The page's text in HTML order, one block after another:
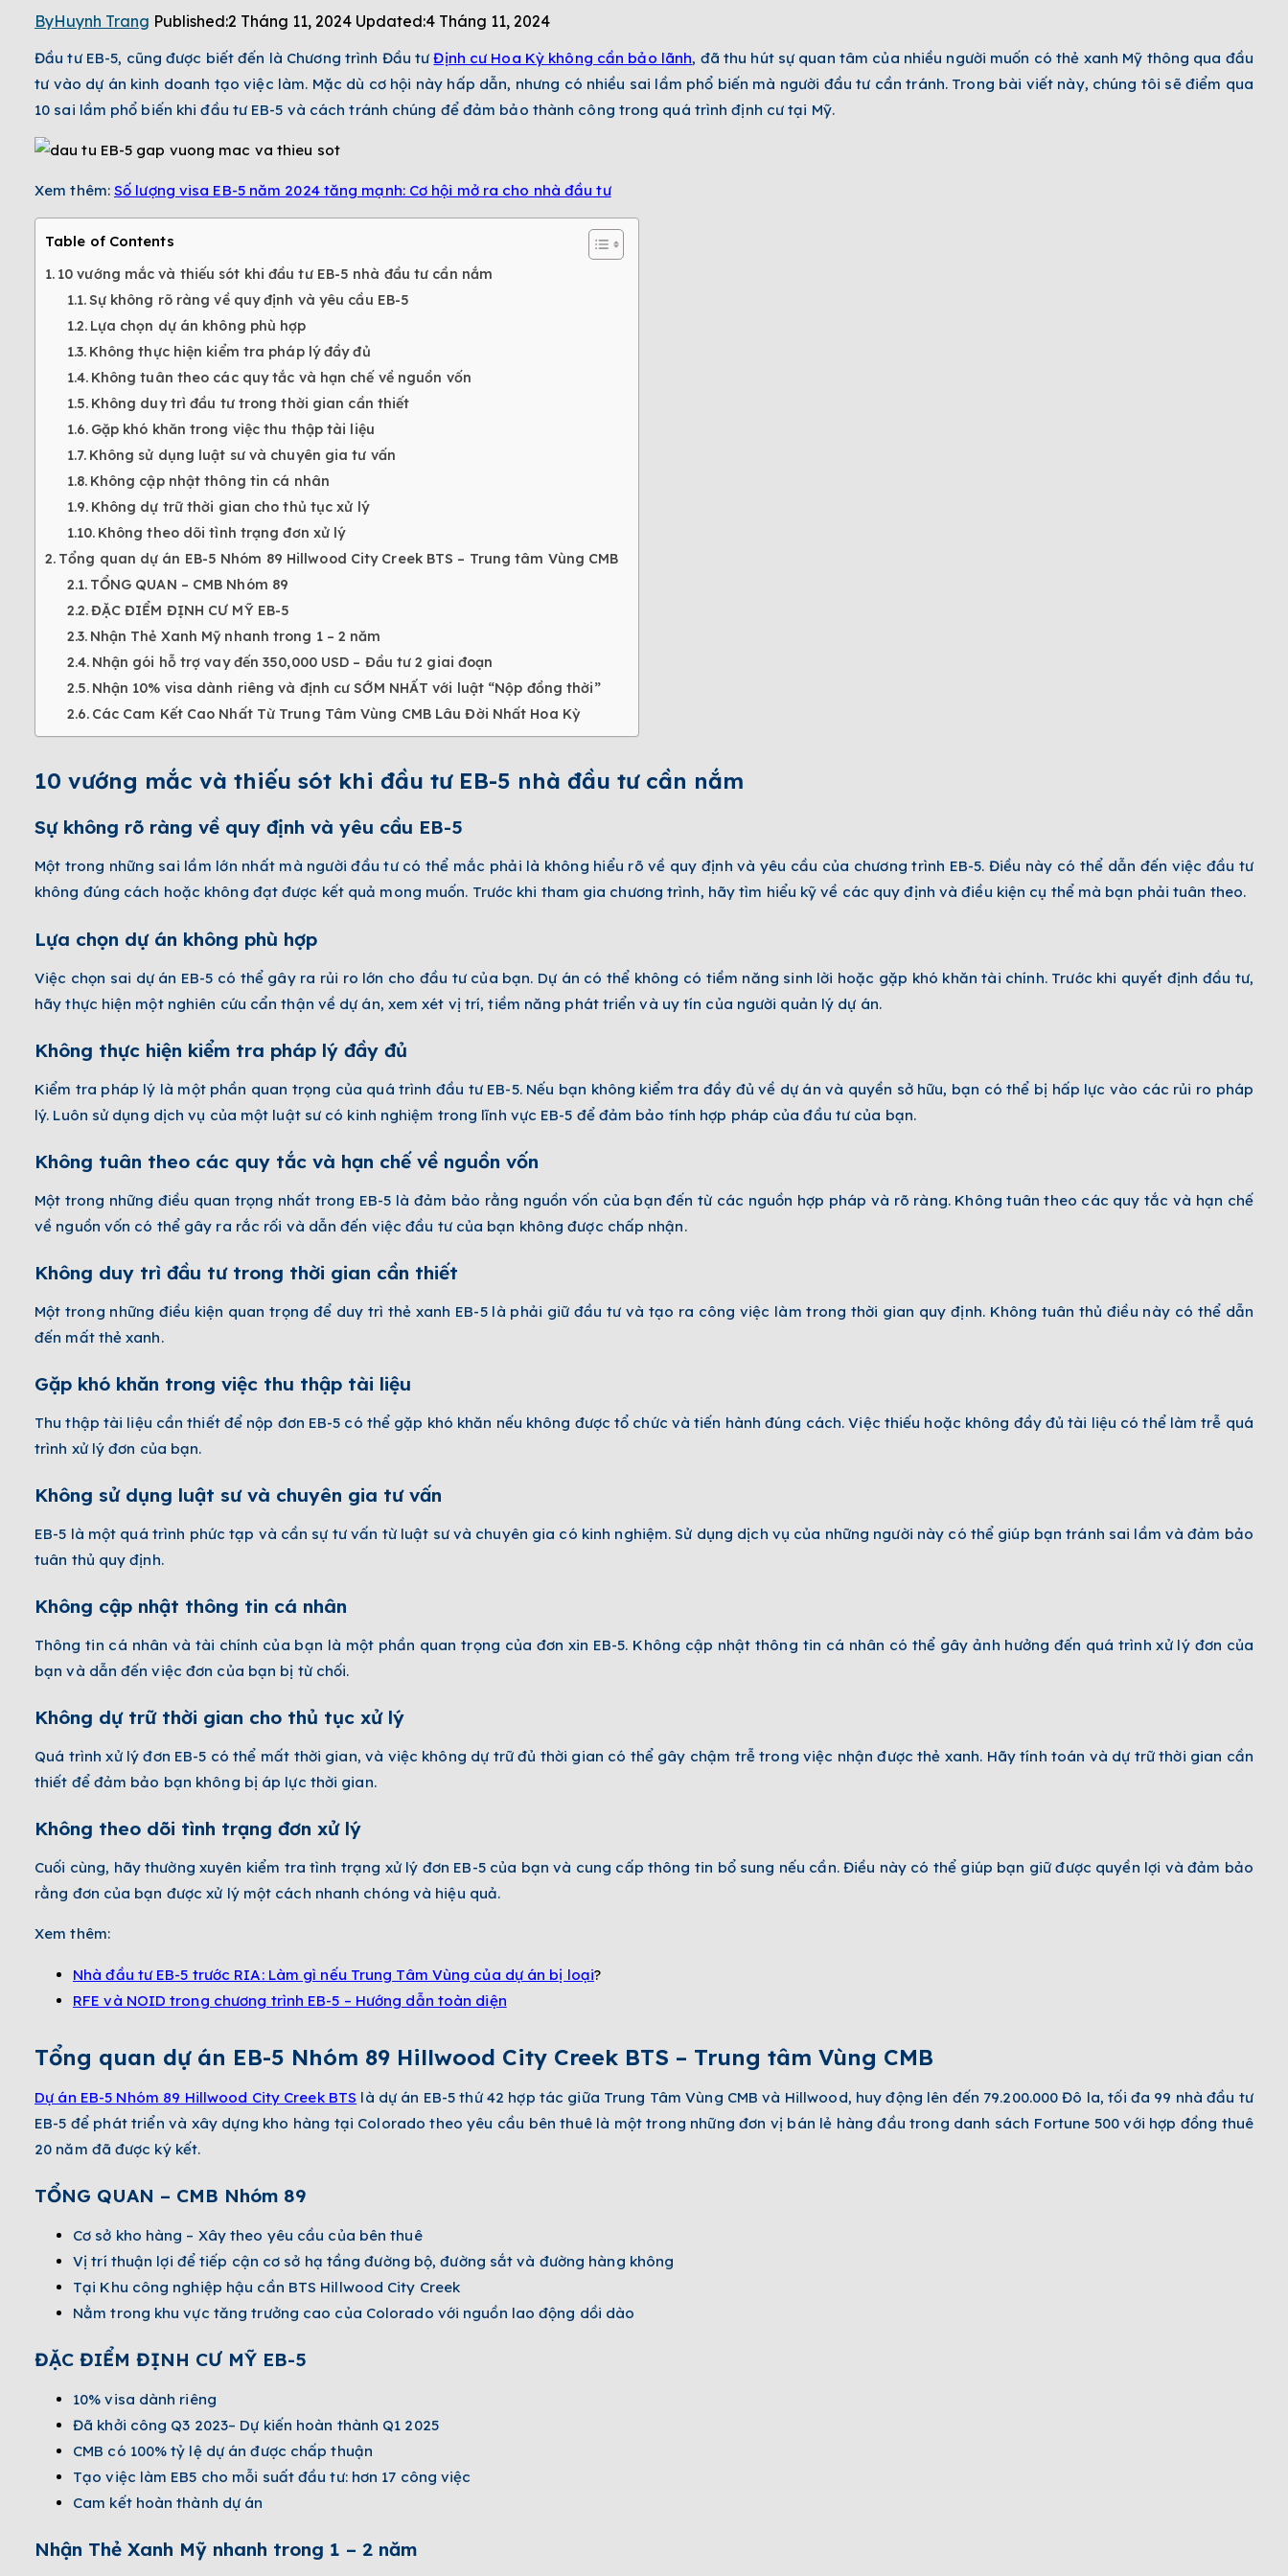
ByHuynh Trang Published:2 Tháng 11, 2024 Updated:4 Tháng 11, 2024
Đầu tư EB-5, cũng được biết đến là Chương trình Đầu tưĐịnh cư Hoa Kỳ không cần bảo lãnh, đã thu hút sự quan tâm của nhiều người muốn có thẻ xanh Mỹ thông qua đầu
tư vào dự án kinh doanh tạo việc làm. Mặc dù cơ hội này hấp dẫn, nhưng có nhiều sai lầm phổ biến mà người đầu tư cần tránh. Trong bài viết này, chúng tôi sẽ điểm qua
10 sai lầm phổ biến khi đầu tư EB-5 và cách tránh chúng để đảm bảo thành công trong quá trình định cư tại Mỹ.
Xem thêm: Số lượng visa EB-5 năm 2024 tăng mạnh: Cơ hội mở ra cho nhà đầu tư
Table of Contents
10 vướng mắc và thiếu sót khi đầu tư EB-5 nhà đầu tư cần nắm
Sự không rõ ràng về quy định và yêu cầu EB-5
Lựa chọn dự án không phù hợp
Không thực hiện kiểm tra pháp lý đầy đủ
Không tuân theo các quy tắc và hạn chế về nguồn vốn
Không duy trì đầu tư trong thời gian cần thiết
Gặp khó khăn trong việc thu thập tài liệu
Không sử dụng luật sư và chuyên gia tư vấn
Không cập nhật thông tin cá nhân
Không dự trữ thời gian cho thủ tục xử lý
Không theo dõi tình trạng đơn xử lý
Tổng quan dự án EB-5 Nhóm 89 Hillwood City Creek BTS – Trung tâm Vùng CMB
TỔNG QUAN – CMB Nhóm 89
ĐẶC ĐIỂM ĐỊNH CƯ MỸ EB-5
Nhận Thẻ Xanh Mỹ nhanh trong 1 – 2 năm
Nhận gói hỗ trợ vay đến 350,000 USD – Đầu tư 2 giai đoạn
Nhận 10% visa dành riêng và định cư SỚM NHẤT với luật “Nộp đồng thời”
Các Cam Kết Cao Nhất Từ Trung Tâm Vùng CMB Lâu Đời Nhất Hoa Kỳ
10 vướng mắc và thiếu sót khi đầu tư EB-5 nhà đầu tư cần nắm
Sự không rõ ràng về quy định và yêu cầu EB-5
Một trong những sai lầm lớn nhất mà người đầu tư có thể mắc phải là không hiểu rõ về quy định và yêu cầu của chương trình EB-5. Điều này có thể dẫn đến việc đầu tư
không đúng cách hoặc không đạt được kết quả mong muốn. Trước khi tham gia chương trình, hãy tìm hiểu kỹ về các quy định và điều kiện cụ thể mà bạn phải tuân theo.
Lựa chọn dự án không phù hợp
Việc chọn sai dự án EB-5 có thể gây ra rủi ro lớn cho đầu tư của bạn. Dự án có thể không có tiềm năng sinh lời hoặc gặp khó khăn tài chính. Trước khi quyết định đầu tư,
hãy thực hiện một nghiên cứu cẩn thận về dự án, xem xét vị trí, tiềm năng phát triển và uy tín của người quản lý dự án.
Không thực hiện kiểm tra pháp lý đầy đủ
Kiểm tra pháp lý là một phần quan trọng của quá trình đầu tư EB-5. Nếu bạn không kiểm tra đầy đủ về dự án và quyền sở hữu, bạn có thể bị hấp lực vào các rủi ro pháp
lý. Luôn sử dụng dịch vụ của một luật sư có kinh nghiệm trong lĩnh vực EB-5 để đảm bảo tính hợp pháp của đầu tư của bạn.
Không tuân theo các quy tắc và hạn chế về nguồn vốn
Một trong những điều quan trọng nhất trong EB-5 là đảm bảo rằng nguồn vốn của bạn đến từ các nguồn hợp pháp và rõ ràng. Không tuân theo các quy tắc và hạn chế
về nguồn vốn có thể gây ra rắc rối và dẫn đến việc đầu tư của bạn không được chấp nhận.
Không duy trì đầu tư trong thời gian cần thiết
Một trong những điều kiện quan trọng để duy trì thẻ xanh EB-5 là phải giữ đầu tư và tạo ra công việc làm trong thời gian quy định. Không tuân thủ điều này có thể dẫn
đến mất thẻ xanh.
Gặp khó khăn trong việc thu thập tài liệu
Thu thập tài liệu cần thiết để nộp đơn EB-5 có thể gặp khó khăn nếu không được tổ chức và tiến hành đúng cách. Việc thiếu hoặc không đầy đủ tài liệu có thể làm trễ quá
trình xử lý đơn của bạn.
Không sử dụng luật sư và chuyên gia tư vấn
EB-5 là một quá trình phức tạp và cần sự tư vấn từ luật sư và chuyên gia có kinh nghiệm. Sử dụng dịch vụ của những người này có thể giúp bạn tránh sai lầm và đảm bảo
tuân thủ quy định.
Không cập nhật thông tin cá nhân
Thông tin cá nhân và tài chính của bạn là một phần quan trọng của đơn xin EB-5. Không cập nhật thông tin cá nhân có thể gây ảnh hưởng đến quá trình xử lý đơn của
bạn và dẫn đến việc đơn của bạn bị từ chối.
Không dự trữ thời gian cho thủ tục xử lý
Quá trình xử lý đơn EB-5 có thể mất thời gian, và việc không dự trữ đủ thời gian có thể gây chậm trễ trong việc nhận được thẻ xanh. Hãy tính toán và dự trữ thời gian cần
thiết để đảm bảo bạn không bị áp lực thời gian.
Không theo dõi tình trạng đơn xử lý
Cuối cùng, hãy thường xuyên kiểm tra tình trạng xử lý đơn EB-5 của bạn và cung cấp thông tin bổ sung nếu cần. Điều này có thể giúp bạn giữ được quyền lợi và đảm bảo
rằng đơn của bạn được xử lý một cách nhanh chóng và hiệu quả.
Xem thêm:
Nhà đầu tư EB-5 trước RIA: Làm gì nếu Trung Tâm Vùng của dự án bị loại?
RFE và NOID trong chương trình EB-5 – Hướng dẫn toàn diện
Tổng quan dự án EB-5 Nhóm 89 Hillwood City Creek BTS – Trung tâm Vùng CMB
Dự án EB-5 Nhóm 89 Hillwood City Creek BTS là dự án EB-5 thứ 42 hợp tác giữa Trung Tâm Vùng CMB và Hillwood, huy động lên đến 79.200.000 Đô la, tối đa 99 nhà đầu tư
EB-5 để phát triển và xây dựng kho hàng tại Colorado theo yêu cầu bên thuê là một trong những đơn vị bán lẻ hàng đầu trong danh sách Fortune 500 với hợp đồng thuê
20 năm đã được ký kết.
TỔNG QUAN – CMB Nhóm 89
Cơ sở kho hàng – Xây theo yêu cầu của bên thuê
Vị trí thuận lợi để tiếp cận cơ sở hạ tầng đường bộ, đường sắt và đường hàng không
Tại Khu công nghiệp hậu cần BTS Hillwood City Creek
Nằm trong khu vực tăng trưởng cao của Colorado với nguồn lao động dồi dào
ĐẶC ĐIỂM ĐỊNH CƯ MỸ EB-5
10% visa dành riêng
Đã khởi công Q3 2023– Dự kiến hoàn thành Q1 2025
CMB có 100% tỷ lệ dự án được chấp thuận
Tạo việc làm EB5 cho mỗi suất đầu tư: hơn 17 công việc
Cam kết hoàn thành dự án
Nhận Thẻ Xanh Mỹ nhanh trong 1 – 2 năm